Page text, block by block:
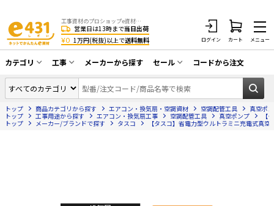
工事資材のプロショップe資材 CATV・アンテナ・防犯・光・LAN・電気・空調工事など
営業日は13時まで当日出荷
¥0 1万円(税抜)以上で送料無料 ログイン カート メニュー
カテゴリ
同軸ケーブル／テレビ用接栓／関連工具
アンテナ・取付金具・ブースター／CATV
部材類
工事
CATV・アンテナ工事
光工事・FTTH工事
電話工事
メーカーから探す セール
在庫一掃セール
コードから注文
トップ 商品カテゴリから探す エアコン・換気扇・空調資材 空調配管工具
真空ポ
トップ
工事用途から探す エアコン・換気扇工事 空調配管工具 真空ポンプ
【
トップ
メーカー/ブランドで探す タスコ 【タスコ】省電力型ウルトラミニ充電式真